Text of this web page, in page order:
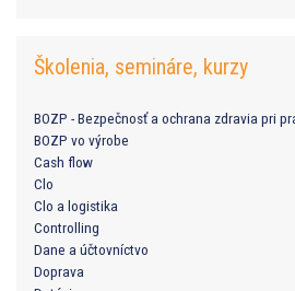
Školenia, semináre, kurzy
BOZP - Bezpečnosť a ochrana zdravia pri
BOZP vo výrobe
Cash flow
Clo
Clo a logistika
Controlling
Dane a účtovníctvo
Doprava